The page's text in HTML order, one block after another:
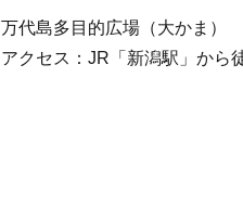
万代島多目的広場（大かま）
アクセス：JR「新潟駅」から